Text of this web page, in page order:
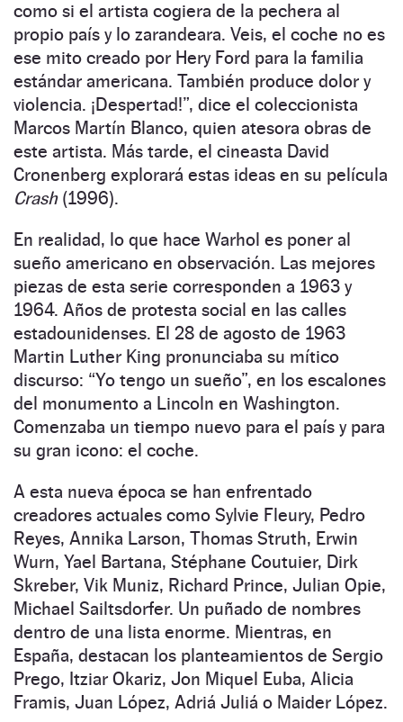
como si el artista cogiera de la pechera al
propio país y lo zarandeara. Veis, el coche no es
ese mito creado por Hery Ford para la familia
estándar americana. También produce dolor y
violencia. ¡Despertad!”, dice el coleccionista
Marcos Martín Blanco, quien atesora obras de
este artista. Más tarde, el cineasta David
Cronenberg explorará estas ideas en su película
Crash(1996).
En realidad, lo que hace Warhol es poner al
sueño americano en observación. Las mejores
piezas de esta serie corresponden a 1963 y
1964. Años de protesta social en las calles
estadounidenses. El 28 de agosto de 1963
Martin Luther King pronunciaba su mítico
discurso: “Yo tengo un sueño”, en los escalones
del monumento a Lincoln en Washington.
Comenzaba un tiempo nuevo para el país y para
su gran icono: el coche.
A esta nueva época se han enfrentado
creadores actuales como Sylvie Fleury, Pedro
Reyes, Annika Larson, Thomas Struth, Erwin
Wurn, Yael Bartana, Stéphane Coutuier, Dirk
Skreber, Vik Muniz, Richard Prince, Julian Opie,
Michael Sailtsdorfer. Un puñado de nombres
dentro de una lista enorme. Mientras, en
España, destacan los planteamientos de Sergio
Prego, Itziar Okariz, Jon Miquel Euba, Alicia
Framis, Juan López, Adriá Juliá o Maider López.